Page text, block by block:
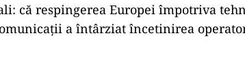
că respingerea Europei împotriva
a întârziat încetinirea